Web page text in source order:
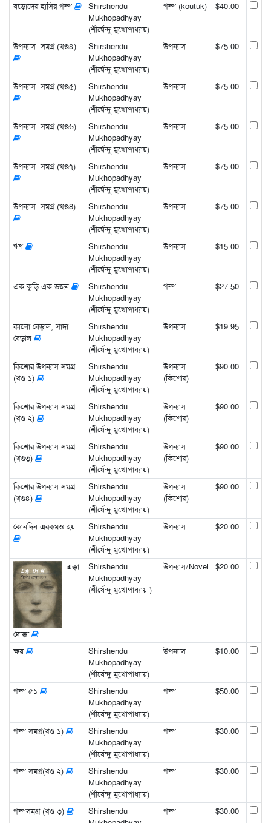
বড়োদের হাসির গল্প
Shirshendu
Mukhopadhyay
(শীর্ষেন্দু মুখোপাধ্যায়)
গল্প (koutuk) $40.00
উপন্যাস- সমগ্র (খণ্ড৪)
Shirshendu
Mukhopadhyay
(শীর্ষেন্দু মুখোপাধ্যায়)
উপন্যাস $75.00
উপন্যাস- সমগ্র (খণ্ড৫)
Shirshendu
Mukhopadhyay
(শীর্ষেন্দু মুখোপাধ্যায়)
উপন্যাস $75.00
উপন্যাস- সমগ্র (খণ্ড৬)
Shirshendu
Mukhopadhyay
(শীর্ষেন্দু মুখোপাধ্যায়)
উপন্যাস $75.00
উপন্যাস- সমগ্র (খণ্ড৭)
Shirshendu
Mukhopadhyay
(শীর্ষেন্দু মুখোপাধ্যায়)
উপন্যাস $75.00
উপন্যাস- সমগ্র (খণ্ড8)
Shirshendu
Mukhopadhyay
(শীর্ষেন্দু মুখোপাধ্যায়)
উপন্যাস $75.00
ঋণ
Shirshendu
Mukhopadhyay
(শীর্ষেন্দু মুখোপাধ্যায়)
উপন্যাস $15.00
এক কুড়ি এক ডজন
Shirshendu
Mukhopadhyay
(শীর্ষেন্দু মুখোপাধ্যায়)
গল্প $27.50
কালো বেড়াল, সাদা
বেড়াল
Shirshendu
Mukhopadhyay
(শীর্ষেন্দু মুখোপাধ্যায়)
উপন্যাস $19.95
কিশোর উপন্যাস সমগ্র
(খণ্ড ১)
Shirshendu
Mukhopadhyay
(শীর্ষেন্দু মুখোপাধ্যায়)
উপন্যাস
(কিশোর)
$90.00
কিশোর উপন্যাস সমগ্র
(খণ্ড ২)
Shirshendu
Mukhopadhyay
(শীর্ষেন্দু মুখোপাধ্যায়)
উপন্যাস
(কিশোর)
$90.00
কিশোর উপন্যাস সমগ্র
(খণ্ড৩)
Shirshendu
Mukhopadhyay
(শীর্ষেন্দু মুখোপাধ্যায়)
উপন্যাস
(কিশোর)
$90.00
কিশোর উপন্যাস সমগ্র
(খণ্ড৪)
Shirshendu
Mukhopadhyay
(শীর্ষেন্দু মুখোপাধ্যায়)
উপন্যাস
(কিশোর)
$90.00
কোনদিন এরকমও হয়
Shirshendu
Mukhopadhyay
(শীর্ষেন্দু মুখোপাধ্যায়)
উপন্যাস $20.00
এক্কা
দোক্কা
Shirshendu
Mukhopadhyay
(শীর্ষেন্দু মুখোপাধ্যায় )
উপন্যাস/Novel $20.00
ক্ষয়
Shirshendu
Mukhopadhyay
(শীর্ষেন্দু মুখোপাধ্যায়)
উপন্যাস $10.00
গল্প ৫১
Shirshendu
Mukhopadhyay
(শীর্ষেন্দু মুখোপাধ্যায়)
গল্প $50.00
গল্প সমগ্র(খণ্ড ১)
Shirshendu
Mukhopadhyay
(শীর্ষেন্দু মুখোপাধ্যায়)
গল্প $30.00
গল্প সমগ্র(খণ্ড ২)
Shirshendu
Mukhopadhyay
(শীর্ষেন্দু মুখোপাধ্যায়)
গল্প $30.00
গল্পসমগ্র (খণ্ড ৩)
Shirshendu
গল্প $30.00